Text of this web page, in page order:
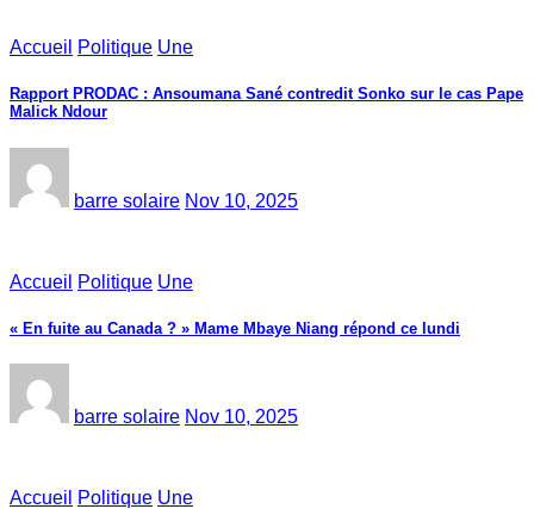
Accueil Politique Une
Rapport PRODAC : Ansoumana Sané contredit Sonko sur le cas Pape
Malick Ndour
barre solaire Nov 10, 2025
Accueil Politique Une
« En fuite au Canada ? » Mame Mbaye Niang répond ce lundi
barre solaire Nov 10, 2025
Accueil Politique Une